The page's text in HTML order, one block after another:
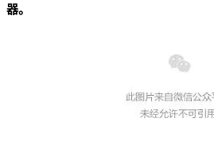
器。